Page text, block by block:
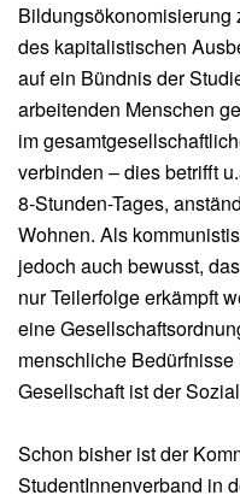
Bildungsökonomisierung
des kapitalistischen
auf ein Bündnis der
arbeitenden Menschen
im
verbinden – dies betrifft
8‑Stunden-Tages,
Wohnen. Als
jedoch auch bewusst,
nur Teilerfolge erkämpft
eine
menschliche
Gesellschaft ist der
Schon bisher ist der
StudentInnenverband in